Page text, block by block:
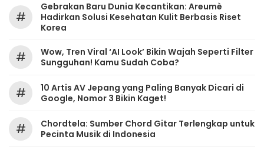
#
Gebrakan Baru Dunia Kecantikan: Areumè
Hadirkan Solusi Kesehatan Kulit Berbasis Riset
Korea
#
Wow, Tren Viral ‘AI Look’ Bikin Wajah Seperti Filter
Sungguhan! Kamu Sudah Coba?
#
10 Artis AV Jepang yang Paling Banyak Dicari di
Google, Nomor 3 Bikin Kaget!
#
Chordtela: Sumber Chord Gitar Terlengkap untuk
Pecinta Musik di Indonesia